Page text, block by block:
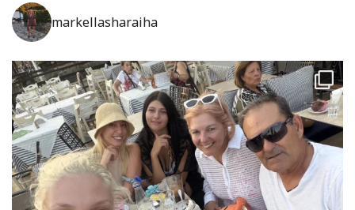
markellasharaiha